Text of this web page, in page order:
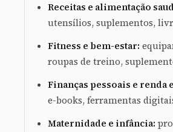
Receitas e alimentação
utensílios, suplementos,
Fitness e bem-estar:
roupas de treino,
Finanças pessoais e renda
e-books, ferramentas
Maternidade e infância: